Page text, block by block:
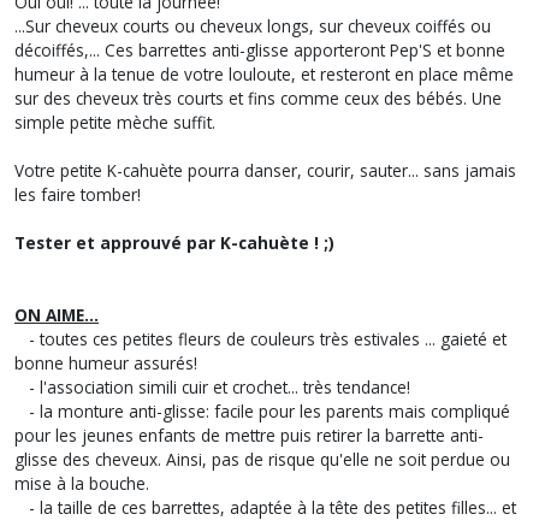
...Sur cheveux courts ou cheveux longs, sur cheveux coiffés ou
décoiffés,... Ces barrettes anti-glisse apporteront Pep'S et bonne
humeur à la tenue de votre louloute, et resteront en place même
sur des cheveux très courts et fins comme ceux des bébés. Une
simple petite mèche suffit.
Votre petite K-cahuète pourra danser, courir, sauter... sans jamais
les faire tomber!
Tester et approuvé par K-cahuète ! ;)
ON AIME...
- toutes ces petites fleurs de couleurs très estivales ... gaieté et
bonne humeur assurés!
- l'association simili cuir et crochet... très tendance!
- la monture anti-glisse: facile pour les parents mais compliqué
pour les jeunes enfants de mettre puis retirer la barrette anti-
glisse des cheveux. Ainsi, pas de risque qu'elle ne soit perdue ou
mise à la bouche.
- la taille de ces barrettes, adaptée à la tête des petites filles... et